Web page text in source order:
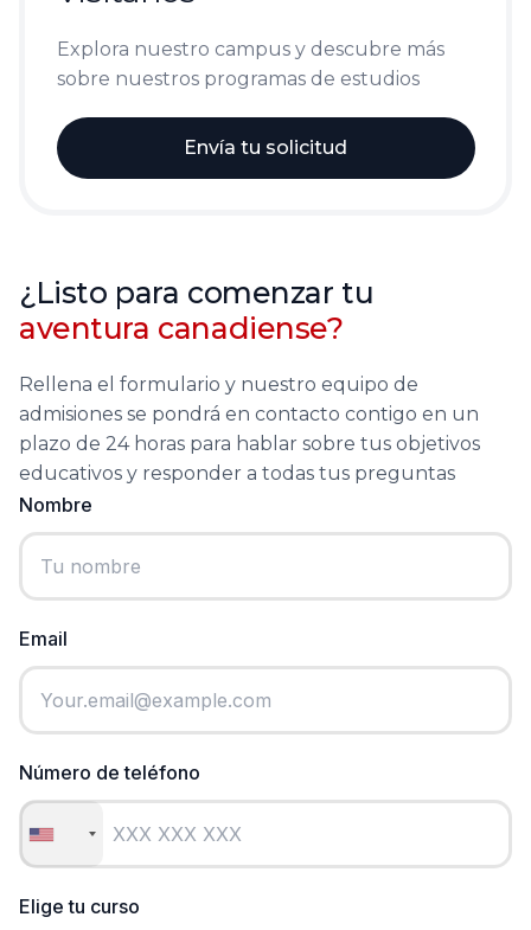
Explora nuestro campus y descubre más
sobre nuestros programas de estudios
Envía tu solicitud
¿Listo para comenzar tu
aventura canadiense?
Rellena el formulario y nuestro equipo de
admisiones se pondrá en contacto contigo en un
plazo de 24 horas para hablar sobre tus objetivos
educativos y responder a todas tus preguntas
Nombre
Email
Número de teléfono
Elige tu curso